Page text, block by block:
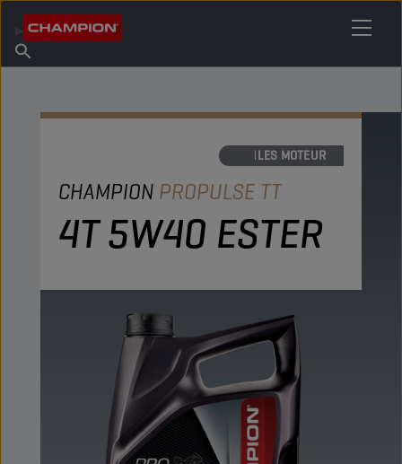
À propos de Champion
Trouver un point de vente
HUILES MOTEUR
CHAMPION PROPULSE TT
4T 5W40 ESTER